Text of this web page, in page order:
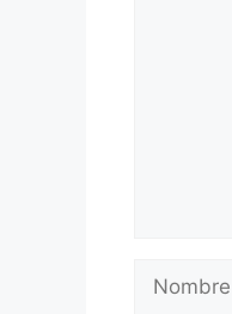
Nombre